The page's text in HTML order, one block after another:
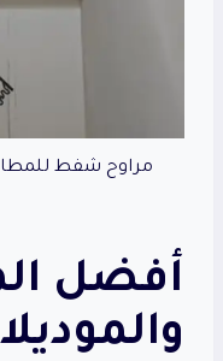
مراوح شفط
أفضل